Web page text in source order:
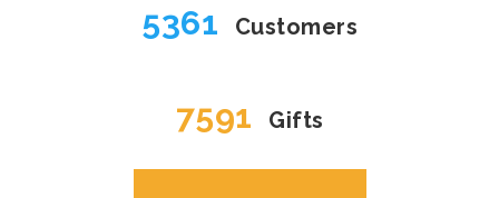
5361 Customers
7591 Gifts